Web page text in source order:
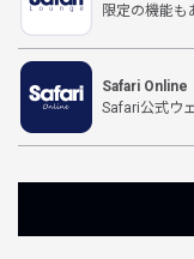
限定の機能も
Safari Online
Safari公式ウ